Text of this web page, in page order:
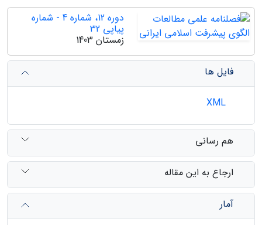
دوره 12، شماره 4 - شماره
پیاپی 32
زمستان 1403
فایل ها
هم رسانی
ارجاع به این مقاله
آمار